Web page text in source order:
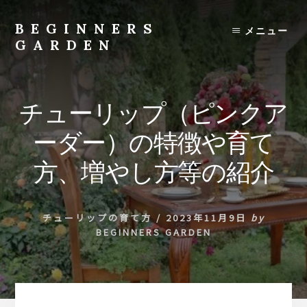
content
BEGINNERS
GARDEN
の
種
類
や
育
て
方
の
紹
介
を
行
メニュー
チューリップ（ピンクア
ーダー）の特徴や育て
方、増やし方等の紹介
チューリップの育て方/ 2023年11月9日 by
BEGINNERS GARDEN